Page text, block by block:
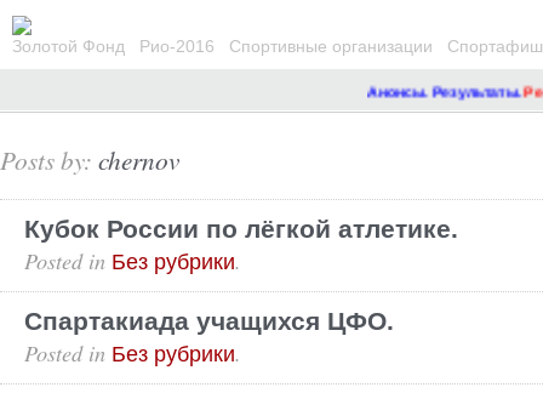
Золотой Фонд Рио-2016 Спортивные организации
Анонсы. Результаты.
Posts by: chernov
Кубок России по лёгкой атлетике.
Posted in Без рубрики.
Спартакиада учащихся ЦФО.
Posted in Без рубрики.